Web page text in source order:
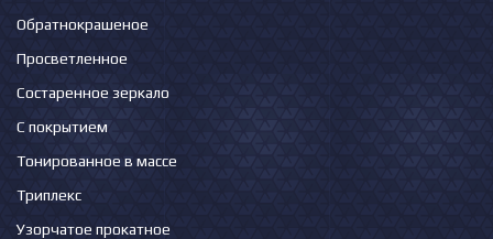
Обратнокрашеное
Просветленное
Состаренное зеркало
С покрытием
Тонированное в массе
Триплекс
Узорчатое прокатное